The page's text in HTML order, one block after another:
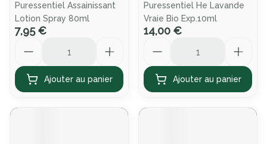
Puressentiel Assainissant
Lotion Spray 80ml
7,95 €
Ajouter au panier
Puressentiel He Lavande
Vraie Bio Exp.10ml
14,00 €
Ajouter au panier